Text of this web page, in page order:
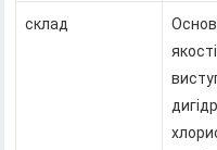
склад